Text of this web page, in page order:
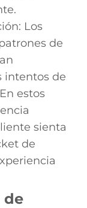
Los
de
intentos de
estos
sienta
de
de